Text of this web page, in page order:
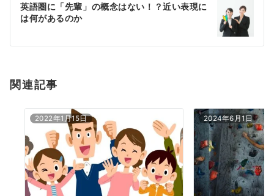
ン
英語圏に「先輩」の概念はない！？近い表現に
は何があるのか
関連記事
2022年1月15日 2024年6月1日